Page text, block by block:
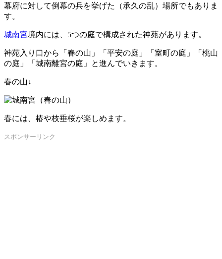
幕府に対して倒幕の兵を挙げた（承久の乱）場所でもありま
す。
城南宮境内には、5つの庭で構成された神苑があります。
神苑入り口から「春の山」「平安の庭」「室町の庭」「桃山
の庭」「城南離宮の庭」と進んでいきます。
春の山↓
春には、椿や枝垂桜が楽しめます。
スポンサーリンク